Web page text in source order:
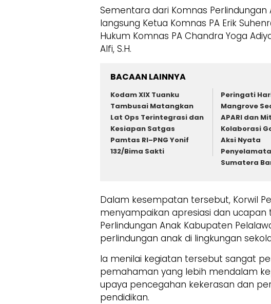
Sementara dari Komnas
langsung Ketua Komnas PA Erik
Hukum Komnas PA Chandra Yoga
Alfi, S.H.
BACAAN LAINNYA
Kodam XIX Tuanku
Tambusai Matangkan
Lat Ops Terintegrasi dan
Kesiapan Satgas
Pamtas RI–PNG Yonif
132/Bima Sakti
Peringati
Mangrove
APARI dan
Kolaborasi
Aksi Nyata
Sumatera
Dalam kesempatan tersebut, Korwil
menyampaikan apresiasi dan ucapan
Perlindungan Anak Kabupaten
perlindungan anak di lingkungan
Ia menilai kegiatan tersebut sangat
pemahaman yang lebih mendalam
upaya pencegahan kekerasan dan
pendidikan.